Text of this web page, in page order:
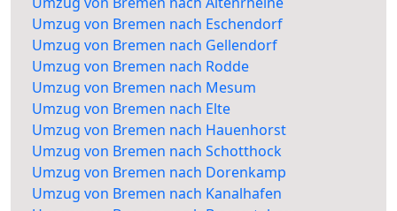
Umzug von Bremen nach Eschendorf
Umzug von Bremen nach Gellendorf
Umzug von Bremen nach Rodde
Umzug von Bremen nach Mesum
Umzug von Bremen nach Elte
Umzug von Bremen nach Hauenhorst
Umzug von Bremen nach Schotthock
Umzug von Bremen nach Dorenkamp
Umzug von Bremen nach Kanalhafen